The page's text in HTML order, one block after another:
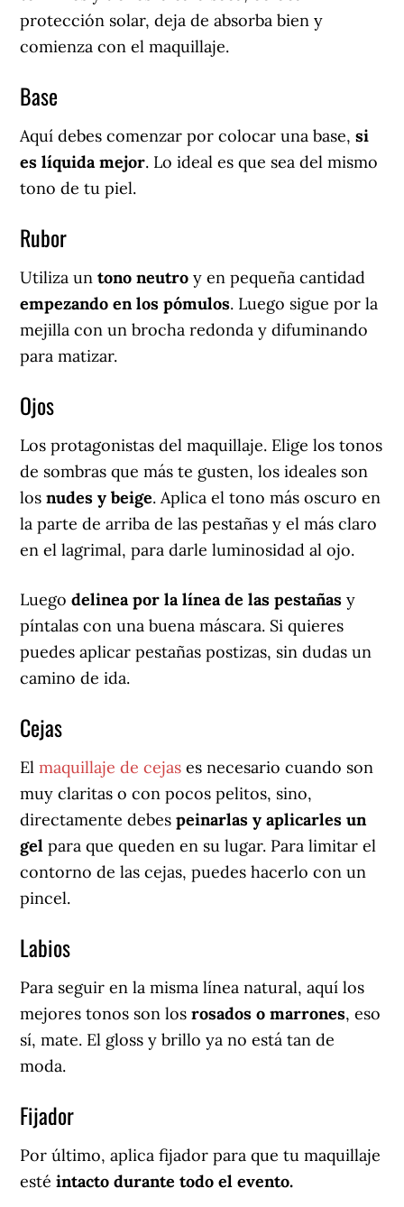
protección solar, deja de absorba bien y
comienza con el maquillaje.
Base
Aquí debes comenzar por colocar una base,si
es líquida mejor. Lo ideal es que sea del mismo
tono de tu piel.
Rubor
Utiliza untono neutro y en pequeña cantidad
empezando en los pómulos. Luego sigue por la
mejilla con un brocha redonda y difuminando
para matizar.
Ojos
Los protagonistas del maquillaje. Elige los tonos
de sombras que más te gusten, los ideales son
losnudes y beige. Aplica el tono más oscuro en
la parte de arriba de las pestañas y el más claro
en el lagrimal, para darle luminosidad al ojo.
Luegodelinea por la línea de las pestañas y
píntalas con una buena máscara. Si quieres
puedes aplicar pestañas postizas, sin dudas un
camino de ida.
Cejas
Elmaquillaje de cejas es necesario cuando son
muy claritas o con pocos pelitos, sino,
directamente debespeinarlas y aplicarles un
gel para que queden en su lugar. Para limitar el
contorno de las cejas, puedes hacerlo con un
pincel.
Labios
Para seguir en la misma línea natural, aquí los
mejores tonos son los rosados o marrones, eso
sí, mate. El gloss y brillo ya no está tan de
moda.
Fijador
Por último, aplica fijador para que tu maquillaje
estéintacto durante todo el evento.